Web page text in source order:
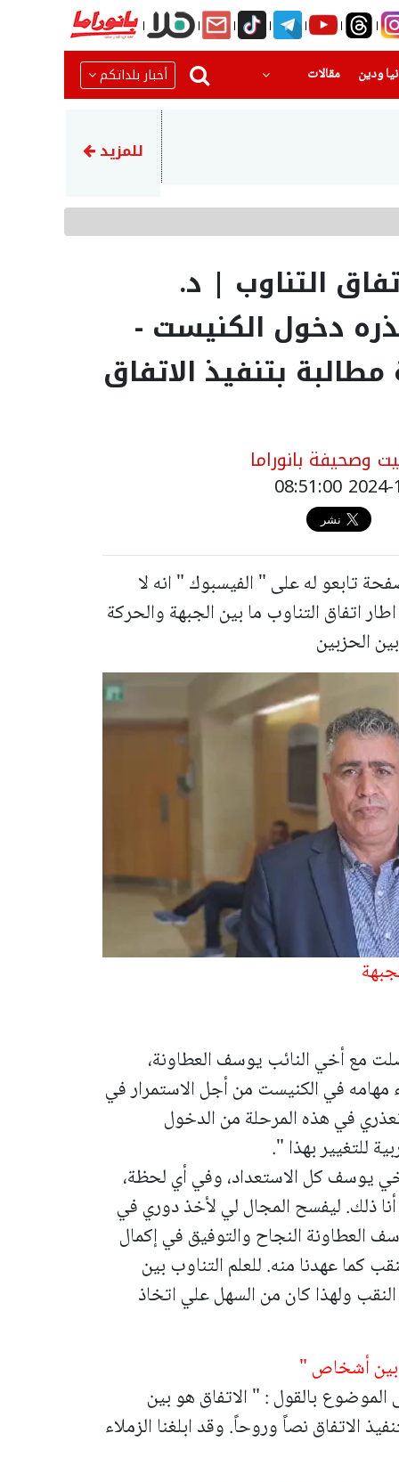
ودين
(current) مقالات أخبار بلداتكم
المحامي زكي كمال يكتب في
للمزيد
التناوب | د.
دخول الكنيست -
مطالبة بتنفيذ الاتفاق
بانوراما
تابعو له على " الفيسبوك " انه لا
اتفاق التناوب ما بين الجبهة والحركة
الحزبين
مع أخي النائب يوسف العطاونة،
مهامه في الكنيست من أجل الاستمرار في
في هذه المرحلة من الدخول
للتغيير بهذا ".
يوسف كل الاستعداد، وفي أي لحظة،
ذلك. ليفسح المجال لي لأخذ دوري في
العطاونة النجاح والتوفيق في إكمال
كما عهدنا منه. للعلم التناوب بين
ولهذا كان من السهل علي اتخاذ
بين أشخاص "
الموضوع بالقول : " الاتفاق هو بين
الاتفاق نصاً وروحاً. وقد ابلغنا الزملاء